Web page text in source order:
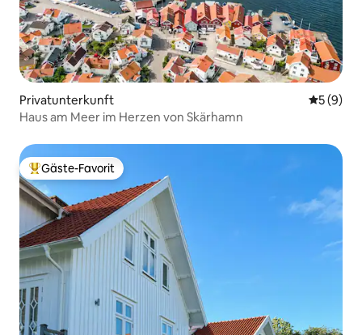
Privatunterkunft
5 (9)
Haus am Meer im Herzen von Skärhamn
Beliebter Gäste-Favorit.
Gäste-Favorit